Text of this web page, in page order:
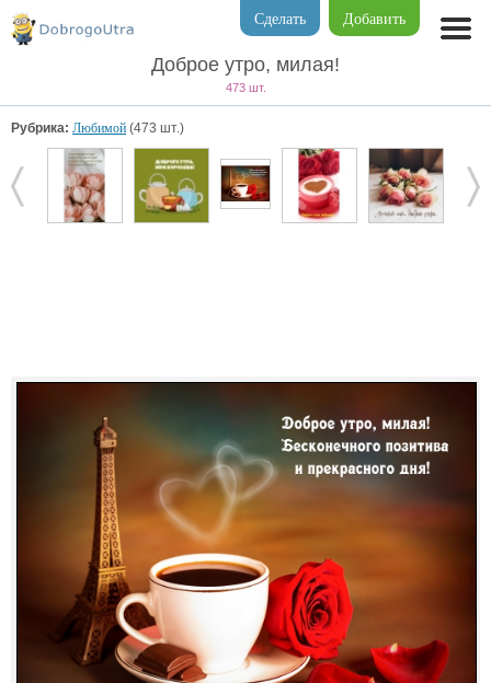
Добавить
Сделать
Доброе утро, милая!
473 шт.
Рубрика: Любимой (473 шт.)